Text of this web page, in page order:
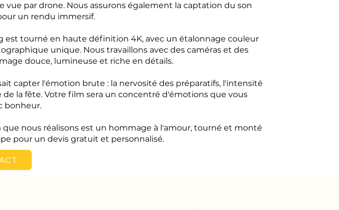
par drone. Nous assurons également la captation du son
un rendu immersif.
tourné en haute définition 4K, avec un étalonnage couleur
unique. Nous travaillons avec des caméras et des
douce, lumineuse et riche en détails.
capter l'émotion brute : la nervosité des préparatifs, l'intensité
la fête. Votre film sera un concentré d'émotions que vous
bonheur.
nous réalisons est un hommage à l'amour, tourné et monté
pour un devis gratuit et personnalisé.